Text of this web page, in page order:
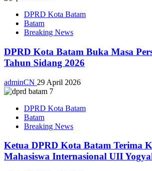
DPRD Kota Batam
Batam
Breaking News
DPRD Kota Batam Buka Masa
Tahun Sidang 2026
adminCN 29 April 2026
DPRD Kota Batam
Batam
Breaking News
Ketua DPRD Kota Batam Terima
Mahasiswa Internasional UII